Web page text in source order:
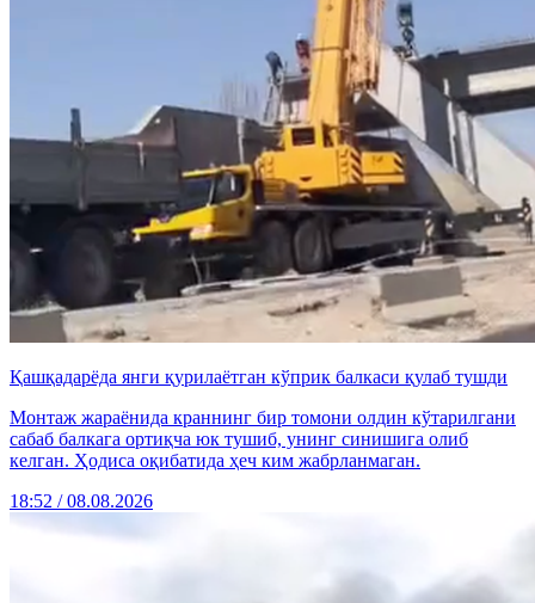
Қашқадарёда янги қурилаётган кўприк балкаси қулаб тушди
Монтаж жараёнида краннинг бир томони олдин кўтарилгани
сабаб балкага ортиқча юк тушиб, унинг синишига олиб
келган. Ҳодиса оқибатида ҳеч ким жабрланмаган.
18:52 / 08.08.2026